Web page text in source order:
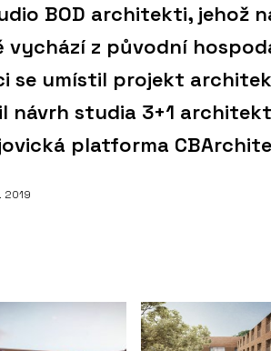
BOD architekti, jehož
vychází z původní
se umístil projekt
návrh studia 3+1
platforma
2019